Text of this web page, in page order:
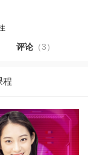
评论（3）
程